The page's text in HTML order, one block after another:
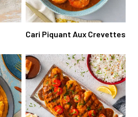
Cari Piquant Aux Crevettes